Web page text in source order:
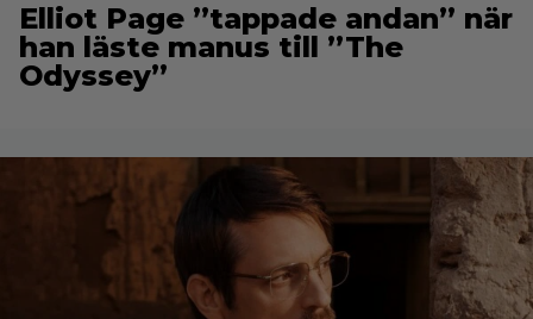
Elliot Page ”tappade andan” när
han läste manus till ”The
Odyssey”